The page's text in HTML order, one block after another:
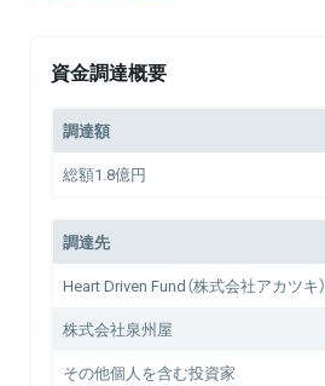
資金調達概要
調達額
総額1.8億円
調達先
Heart Driven Fund（株式会社アカツキ）
株式会社泉州屋
その他個人を含む投資家